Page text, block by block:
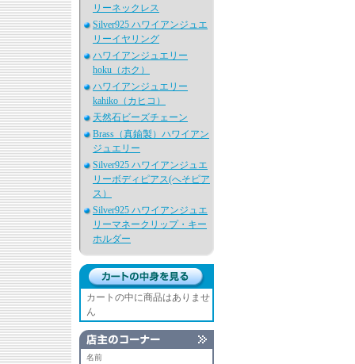
リーネックレス
Silver925 ハワイアンジュエ
リーイヤリング
ハワイアンジュエリー
hoku（ホク）
ハワイアンジュエリー
kahiko（カヒコ）
天然石ビーズチェーン
Brass（真鍮製）ハワイアン
ジュエリー
Silver925 ハワイアンジュエ
リーボディピアス(へそピア
ス）
Silver925 ハワイアンジュエ
リーマネークリップ・キー
ホルダー
カートの中に商品はありませ
ん
名前